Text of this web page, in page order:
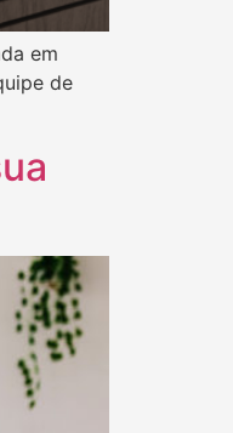
em
de